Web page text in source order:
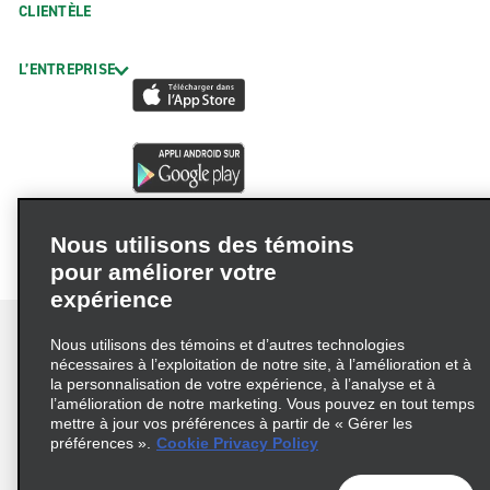
Location de camions à St. Joseph
St. Louis – voitures exotiques
Emplacements de quartier
Ballwin
Blue Springs
Brentwood
Cape Girardeau – Kingshighway
Chesterfield
Chillicothe – concessionnaire Max Curnow Chevrolet
CLIENTÈLE
L’ENTREPRISE
Conditions d’utilisation
Politique de confidentialité
Politique sur les fichiers témoins
Nous utilisons des témoins
pour améliorer votre
expérience
Nous utilisons des témoins et d’autres technologies
nécessaires à l’exploitation de notre site, à l’amélioration et à
la personnalisation de votre expérience, à l’analyse et à
l’amélioration de notre marketing. Vous pouvez en tout temps
mettre à jour vos préférences à partir de « Gérer les
préférences ». Cookie Privacy Policy